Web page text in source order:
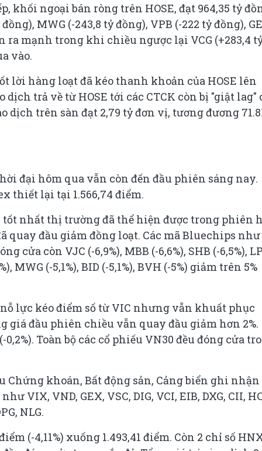
ngoại bán ròng trên HOSE, đạt 964,35 tỷ
MWG (-243,8 tỷ đồng), VPB (-222 tỷ đồng),
ra mạnh trong khi chiều ngược lại VCG (+283,4
vào.
lời hàng loạt đã kéo thanh khoản của HOSE lên
trả về từ HOSE tới các CTCK còn bị "giật lag"
trên sàn đạt 2,79 tỷ đơn vị, tương đương
đại hôm qua vẫn còn đến đầu phiên sáng nay.
thiết lại tại 1.566,74 điểm.
nhất thị trường đã thể hiện được trong phiên
quay đầu giảm đồng loạt. Các mã Bluechips như
cửa còn VJC (-6,9%), MBB (-6,6%), SHB (-6,5%),
MWG (-5,1%), BID (-5,1%), BVH (-5%) giảm trên 5%
lực kéo điểm số từ VIC nhưng vẫn khuất phục
giá đầu phiên chiều vẫn quay đầu giảm hơn 2%.
0,2%). Toàn bộ các cổ phiếu VN30 đều đóng cửa
khoán, Bất động sản, Cảng biển ghi nhận
VIX, VND, GEX, VSC, DIG, VCI, EIB, DXG, CII,
NLG.
(-4,11%) xuống 1.493,41 điểm. Còn 2 chỉ số